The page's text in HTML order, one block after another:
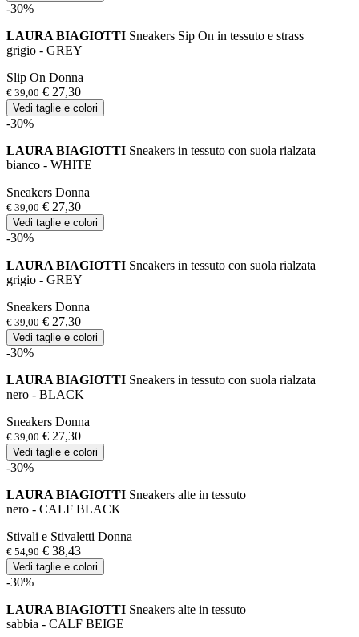
-30%
LAURA BIAGIOTTI Sneakers Sip On in tessuto e strass
grigio - GREY
Slip On Donna
€ 39,00 € 27,30
Vedi taglie e colori
-30%
LAURA BIAGIOTTI Sneakers in tessuto con suola rialzata
bianco - WHITE
Sneakers Donna
€ 39,00 € 27,30
Vedi taglie e colori
-30%
LAURA BIAGIOTTI Sneakers in tessuto con suola rialzata
grigio - GREY
Sneakers Donna
€ 39,00 € 27,30
Vedi taglie e colori
-30%
LAURA BIAGIOTTI Sneakers in tessuto con suola rialzata
nero - BLACK
Sneakers Donna
€ 39,00 € 27,30
Vedi taglie e colori
-30%
LAURA BIAGIOTTI Sneakers alte in tessuto
nero - CALF BLACK
Stivali e Stivaletti Donna
€ 54,90 € 38,43
Vedi taglie e colori
-30%
LAURA BIAGIOTTI Sneakers alte in tessuto
sabbia - CALF BEIGE